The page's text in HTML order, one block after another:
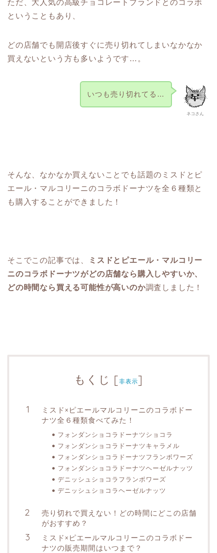
ただ、大人気の高級チョコレートブランドとのコラボ
ということもあり、
どの店舗でも開店後すぐに売り切れてしまいなかなか
買えないという方も多いようです…。
ネコさん
いつも売り切れてる…
そんな、なかなか買えないことでも話題のミスドとピ
エール・マルコリーニのコラボドーナツを全６種類と
も購入することができました！
そこでこの記事では、
ミスドとピエール・マルコリー
ニのコラボドーナツがどの店舗なら購入しやすいか、
どの時間なら買える可能性が高いのか調査しました！
もくじ [非表示]
ミスド×ピエールマルコリーニのコラボドー
ナツ全６種類食べてみた！
フォンダンショコラドーナツショコラ
フォンダンショコラドーナツキャラメル
フォンダンショコラドーナツフランボワーズ
フォンダンショコラドーナツヘーゼルナッツ
デニッシュショコラフランボワーズ
デニッシュショコラヘーゼルナッツ
売り切れで買えない！どの時間にどこの店舗
がおすすめ？
ミスド×ピエールマルコリーニのコラボドー
ナツの販売期間はいつまで？